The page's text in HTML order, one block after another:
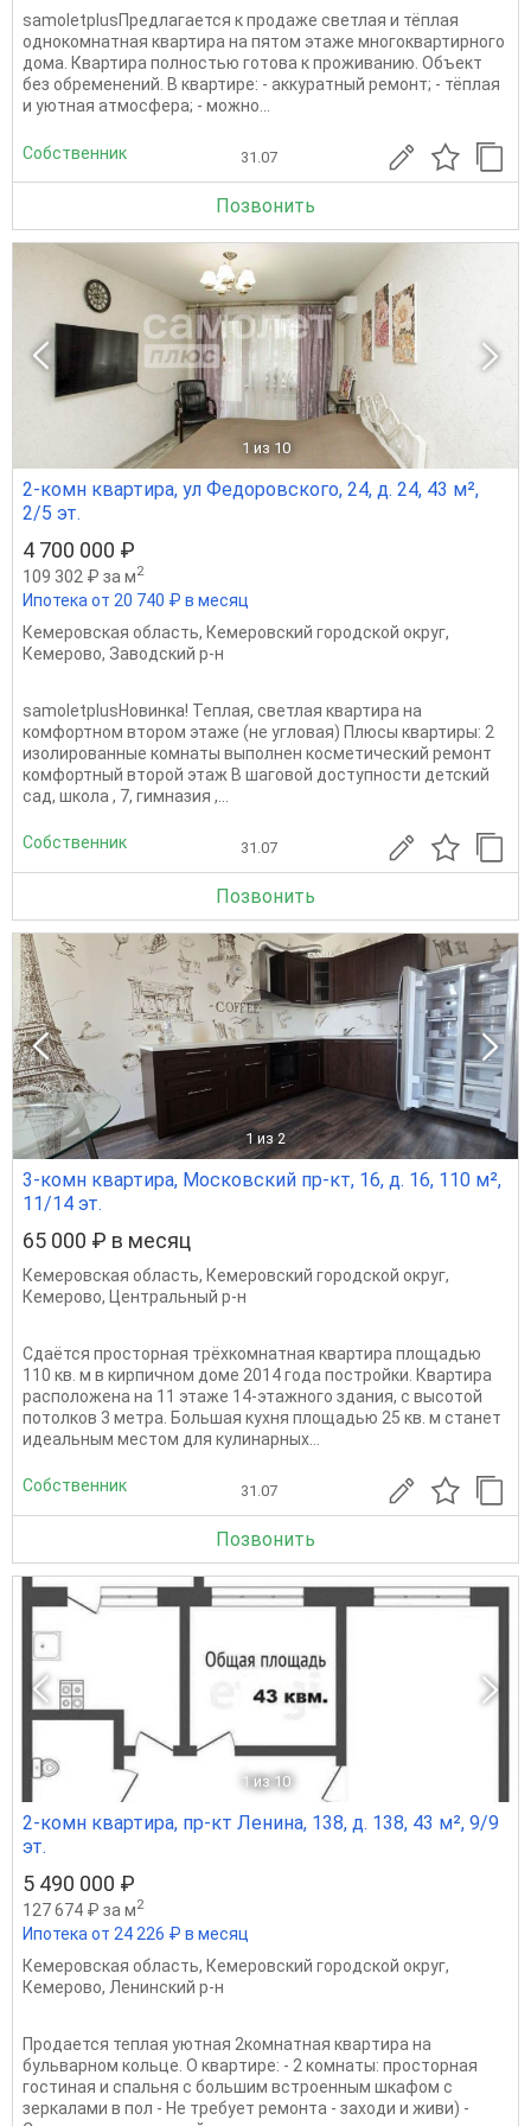
samoletplusПредлагается к продаже светлая и тёплая
однокомнатная квартира на пятом этаже многоквартирного
дома. Квартира полностью готова к проживанию. Объект
без обременений. В квартире: - аккуратный ремонт; - тёплая
и уютная атмосфера; - можно...
Собственник 31.07
Позвонить
1 из 10
2-комн квартира, ул Федоровского, 24, д. 24, 43 м²,
2/5 эт.
4 700 000 ₽
109 302 ₽ за м2
Ипотека от 20 740 ₽ в месяц
Кемеровская область, Кемеровский городской округ,
Кемерово, Заводский р-н
samoletplusНовинка! Теплая, светлая квартира на
комфортном втором этаже (не угловая) Плюсы квартиры: 2
изолированные комнаты выполнен косметический ремонт
комфортный второй этаж В шаговой доступности детский
сад, школа , 7, гимназия ,...
Собственник 31.07
Позвонить
1 из 2
3-комн квартира, Московский пр-кт, 16, д. 16, 110 м²,
11/14 эт.
65 000 ₽ в месяц
Кемеровская область, Кемеровский городской округ,
Кемерово, Центральный р-н
Сдаётся просторная трёхкомнатная квартира площадью
110 кв. м в кирпичном доме 2014 года постройки. Квартира
расположена на 11 этаже 14-этажного здания, с высотой
потолков 3 метра. Большая кухня площадью 25 кв. м станет
идеальным местом для кулинарных...
Собственник 31.07
Позвонить
1 из 10
2-комн квартира, пр-кт Ленина, 138, д. 138, 43 м², 9/9
эт.
5 490 000 ₽
127 674 ₽ за м2
Ипотека от 24 226 ₽ в месяц
Кемеровская область, Кемеровский городской округ,
Кемерово, Ленинский р-н
Прoдаeтся теплaя уютнaя 2кoмнaтная квapтиpa на
бульварнoм кольце. O квapтиpe: - 2 комнаты: пpocтopнaя
гоcтиная и cпaльня c бoльшим встроeнным шкaфом c
зеpкaлaми в пол - Нe тpeбует peмонтa - зaxoди и живи) -